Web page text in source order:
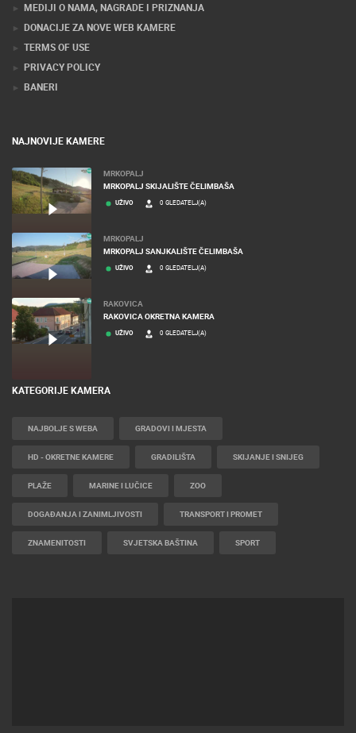
MEDIJI O NAMA, NAGRADE I PRIZNANJA
DONACIJE ZA NOVE WEB KAMERE
TERMS OF USE
PRIVACY POLICY
BANERI
NAJNOVIJE KAMERE
MRKOPALJ
MRKOPALJ SKIJALIŠTE ČELIMBAŠA
UŽIVO 0 GLEDATELJ(A)
MRKOPALJ
MRKOPALJ SANJKALIŠTE ČELIMBAŠA
UŽIVO 0 GLEDATELJ(A)
RAKOVICA
RAKOVICA OKRETNA KAMERA
UŽIVO 0 GLEDATELJ(A)
KATEGORIJE KAMERA
NAJBOLJE S WEBA GRADOVI I MJESTA
HD - OKRETNE KAMERE GRADILIŠTA SKIJANJE I SNIJEG
PLAŽE MARINE I LUČICE ZOO
DOGAĐANJA I ZANIMLJIVOSTI TRANSPORT I PROMET
ZNAMENITOSTI SVJETSKA BAŠTINA SPORT